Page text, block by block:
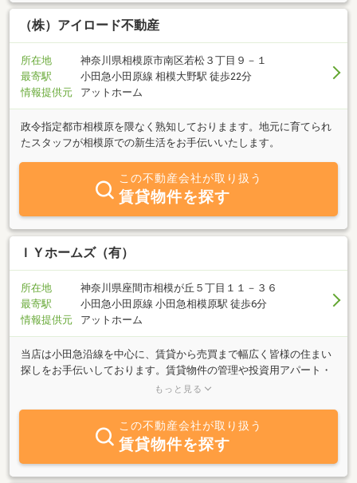
（株）アイロード不動産
所在地
神奈川県相模原市南区若松３丁目９－１
最寄駅
小田急小田原線 相模大野駅 徒歩22分
情報提供元
アットホーム
政令指定都市相模原を隈なく熟知しておりまます。地元に育てられ
たスタッフが相模原での新生活をお手伝いいたします。
この不動産会社が取り扱う
賃貸物件を探す
ＩＹホームズ（有）
所在地
神奈川県座間市相模が丘５丁目１１－３６
最寄駅
小田急小田原線 小田急相模原駅 徒歩6分
情報提供元
アットホーム
当店は小田急沿線を中心に、賃貸から売買まで幅広く皆様の住まい
探しをお手伝いしております。賃貸物件の管理や投資用アパート・
マンションの売買等も取り扱っておりますので不動産の事なら何で
もっと見る
この不動産会社が取り扱う
賃貸物件を探す